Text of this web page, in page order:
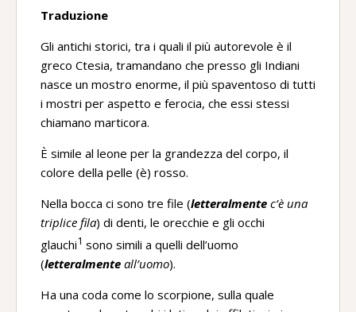
Traduzione
Gli antichi storici, tra i quali il più autorevole è il
greco Ctesia, tramandano che presso gli Indiani
nasce un mostro enorme, il più spaventoso di tutti
i mostri per aspetto e ferocia, che essi stessi
chiamano marticora.
È simile al leone per la grandezza del corpo, il
colore della pelle (è) rosso.
Nella bocca ci sono tre file (letteralmente c’è una
triplice fila) di denti, le orecchie e gli occhi
glauchi1 sono simili a quelli dell’uomo
(letteralmente all’uomo).
Ha una coda come lo scorpione, sulla quale